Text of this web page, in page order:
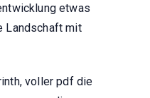
etwas
Landschaft mit
voller pdf die